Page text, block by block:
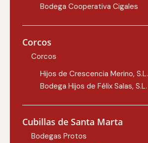
Bodega Cooperativa Cigales
Corcos
Corcos
Hijos de Crescencia Merino, S.L.
Bodega Hijos de Félix Salas, S.L.
Cubillas de Santa Marta
Bodegas Protos